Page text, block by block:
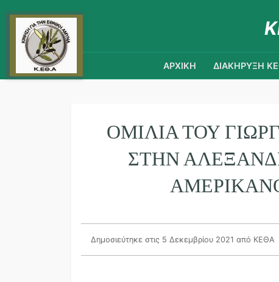
ΑΡΧΙΚΗ ΔΙΑΚΗΡΥΞΗ
ΟΜΙΛΊΑ ΤΟΥ
ΣΤΗΝ
Δημοσιεύτηκε στις 5 Δεκεμβρίου 2021 από ΚΕΘΑ